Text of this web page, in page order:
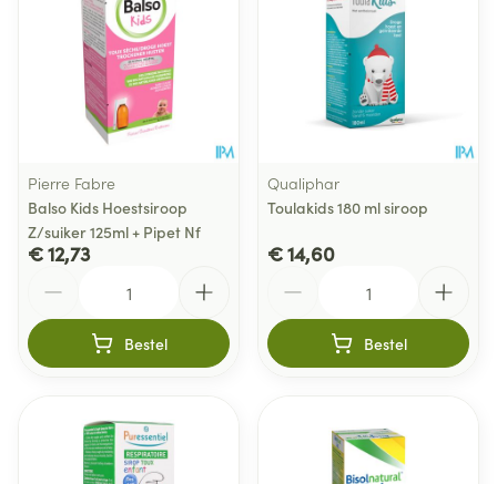
Pierre Fabre
Balso Kids Hoestsiroop
Z/suiker 125ml + Pipet Nf
€ 12,73
Bestel
Qualiphar
Toulakids 180 ml siroop
€ 14,60
Bestel